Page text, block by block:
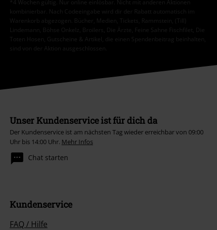
*4 Wochen gültig. Nur online einlösbar. Nicht mit anderen Aktionen
kombinierbar. Nach Codeeingabe wird dir der Rabatt automatisch im
Warenkorb abgezogen. Bücher, Medien, Tickets, Rammstein, (Till)
Lindemann, Böhse Onkelz, Broilers, Die Ärzte, Feine Sahne Fischfilet, Die
Toten Hosen, Gutscheine & Artikel, die einen Spendenbeitrag beinhalten,
sind von der Aktion ausgeschlossen.
Unser Kundenservice ist für dich da
Der Kundenservice ist am nächsten Tag wieder erreichbar von 09:00
Uhr bis 14:00 Uhr. Mehr Infos
Chat starten
Kundenservice
FAQ / Hilfe